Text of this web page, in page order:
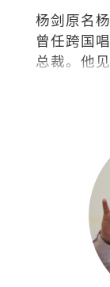
杨剑原名
曾任跨国
总裁。他
演变，是